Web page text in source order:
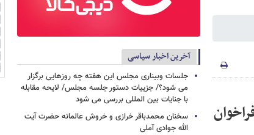
سال گذشته/ فراخوان
آخرین اخبار سیاسی
جلسات وبیناری مجلس این هفته چه روزهایی برگزار
می شود؟/ جزییات دستور جلسه مجلس/ لایحه مقابله
با جنایات بین المللی بررسی می شود
سخنان محمدباقر خرازی و خروش عالمانه حضرت آیت
الله جوادی آملی